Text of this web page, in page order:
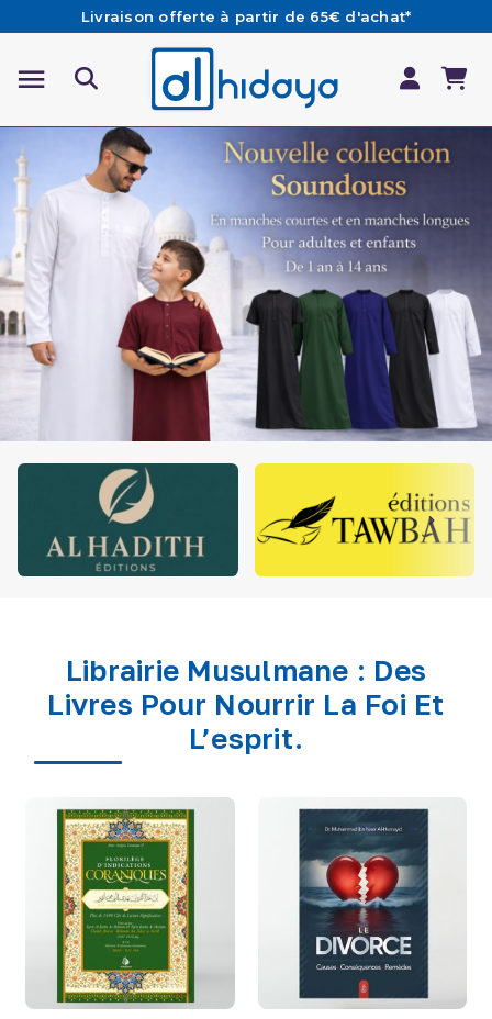
Livraison offerte à partir de 65€ d'achat*
Les Commandes passées avant 15h (lun au Vend)
sont préparées et expédiées le jour même
Besoin d'aide ? Retrouvez notre FAQ
Al Hidayah : boutique et librairie musulmane
Librairie Musulmane : Des
Livres Pour Nourrir La Foi Et
L’esprit.